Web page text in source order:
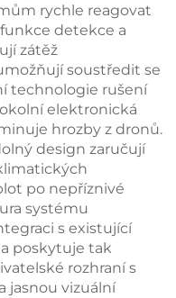
rychle reagovat
detekce a
zátěž
soustředit se
technologie rušení
elektronická
hrozby z dronů.
design zaručují
po nepříznivé
systému
s existující
poskytuje tak
rozhraní s
jasnou vizuální